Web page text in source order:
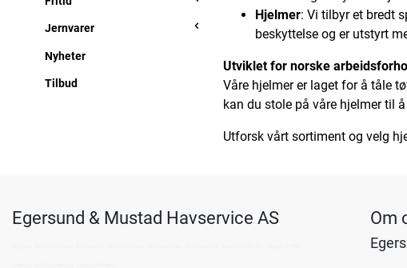
Jernvarer
Nyheter
Tilbud
Hjelmer: Vi tilbyr et bredt
beskyttelse og er utstyrt
Utviklet for norske
Våre hjelmer er laget for å tåle
kan du stole på våre hjelmer til
Utforsk vårt sortiment og velg
Egersund & Mustad Havservice AS Om